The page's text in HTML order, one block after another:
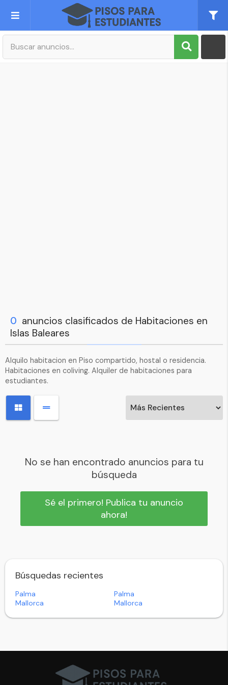
Publica tu Anuncio
0 anuncios clasificados de Habitaciones en
Islas Baleares
Alquilo habitacion en Piso compartido, hostal o residencia.
Habitaciones en coliving. Alquiler de habitaciones para
estudiantes.
No se han encontrado anuncios para tu
búsqueda
Sé el primero! Publica tu anuncio
ahora!
Búsquedas recientes
Palma
Palma
Mallorca
Mallorca